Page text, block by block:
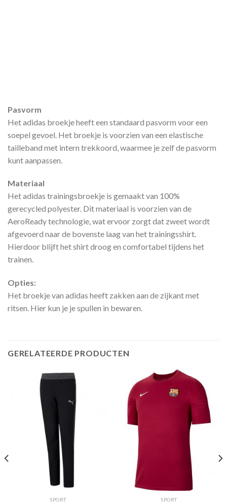
Pasvorm
Het adidas broekje heeft een standaard pasvorm voor een
soepel gevoel. Het broekje is voorzien van een elastische
tailleband met intern trekkoord, waarmee je zelf de pasvorm
kunt aanpassen.
Materiaal
Het adidas trainingsbroekje is gemaakt van 100%
gerecycled polyester. Dit materiaal is voorzien van de
AeroReady technologie, wat ervoor zorgt dat zweet wordt
afgevoerd naar de bovenste laag van het trainingsshirt.
Hierdoor blijft het shirt droog en comfortabel tijdens het
trainen.
Opties:
Het broekje van adidas heeft zakken aan de zijkant met
ritsen. Hier kun je je spullen in bewaren.
GERELATEERDE PRODUCTEN
SPORT SPORT